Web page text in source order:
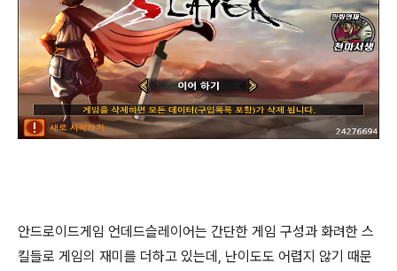
안드로이드게임 언데드슬레이어는 간단한 게임 구성과 화려한 스
킬들로 게임의 재미를 더하고 있는데, 난이도도 어렵지 않기 때문